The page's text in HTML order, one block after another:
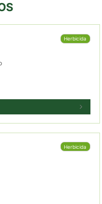
Herbicida
Herbicida